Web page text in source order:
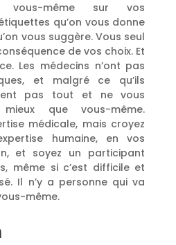
vous-même sur vos
qu’on vous donne
vous suggère. Vous seul
de vos choix. Et
Les médecins n’ont pas
et malgré ce qu’ils
pas tout et ne vous
que vous-même.
médicale, mais croyez
humaine, en vos
et soyez un participant
même si c’est difficile et
Il n’y a personne qui va
même.